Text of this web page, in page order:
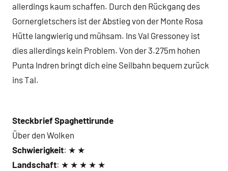
allerdings kaum schaffen. Durch den Rückgang des
Gornergletschers ist der Abstieg von der Monte Rosa
Hütte langwierig und mühsam. Ins Val Gressoney ist
dies allerdings kein Problem. Von der 3.275m hohen
Punta Indren bringt dich eine Seilbahn bequem zurück
ins Tal.
Steckbrief Spaghettirunde
Über den Wolken
Schwierigkeit: ★ ★
Landschaft: ★ ★ ★ ★ ★